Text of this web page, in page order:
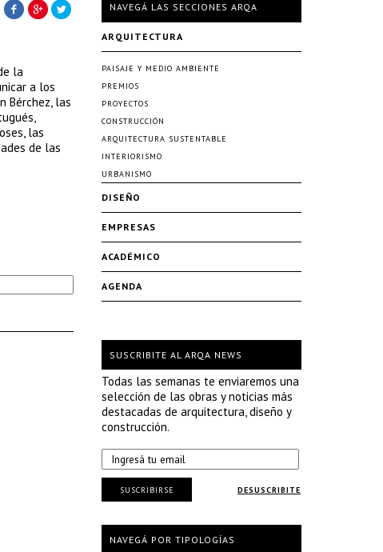
la
a los
Bérchez, las
las
de las
NAVEGÁ LAS SECCIONES ARQA
ARQUITECTURA
PAISAJE Y MEDIO AMBIENTE
PREMIOS
PROYECTOS
CONSTRUCCIÓN
ARQUITECTURA SUSTENTABLE
INTERIORISMO
URBANISMO
DISEÑO
EMPRESAS
ACADÉMICO
AGENDA
SUSCRIBITE AL ARQA NEWS
Todas las semanas te enviaremos una
selección de las obras y noticias más
destacadas de arquitectura, diseño y
construcción.
DESUSCRIBITE
SUSCRIBIRSE
NAVEGÁ POR TIPOLOGÍAS